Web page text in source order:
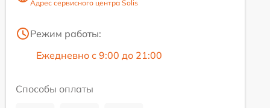
Адрес сервисного центра Solis
Режим работы:
Ежедневно с 9:00 до 21:00
Способы оплаты